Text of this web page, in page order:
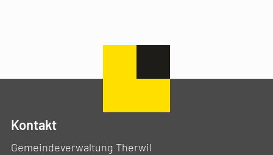
Kontakt
Gemeindeverwaltung Therwil